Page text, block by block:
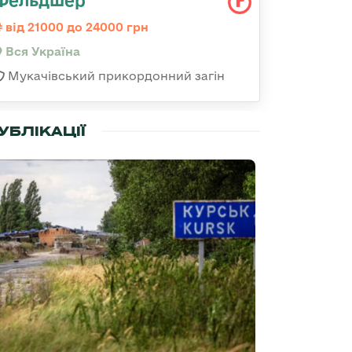
від 21000 до 24000 грн
Вся Україна
Мукачівський прикордонний загін